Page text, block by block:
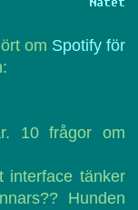
om Spotify för
10 frågor om
interface tänker
Hunden